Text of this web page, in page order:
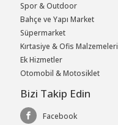
Spor & Outdoor
Bahçe ve Yapı Market
Süpermarket
Kırtasiye & Ofis Malzemeleri
Ek Hizmetler
Otomobil & Motosiklet
Bizi Takip Edin
Facebook